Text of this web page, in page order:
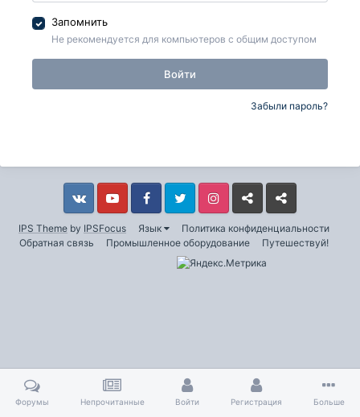
Запомнить
Не рекомендуется для компьютеров с общим доступом
Войти
Забыли пароль?
IPS Theme by IPSFocus Язык
Политика конфиденциальности
Обратная связь
Промышленное оборудование Путешествуй!
VkontakteYouTube FacebookTwitter InstagramLivejournalOdnoklassniki
Форумы Непрочитанные Войти Регистрация Больше